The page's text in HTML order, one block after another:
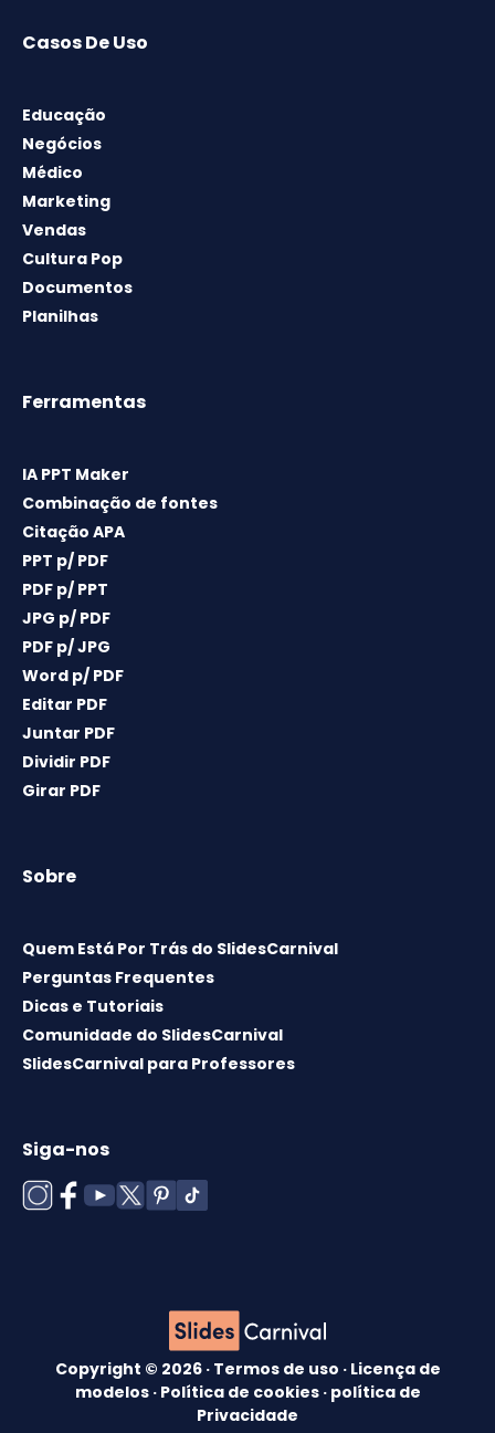
Casos De Uso
Educação
Negócios
Médico
Marketing
Vendas
Cultura Pop
Documentos
Planilhas
Ferramentas
IA PPT Maker
Combinação de fontes
Citação APA
PPT p/ PDF
PDF p/ PPT
JPG p/ PDF
PDF p/ JPG
Word p/ PDF
Editar PDF
Juntar PDF
Dividir PDF
Girar PDF
Sobre
Quem Está Por Trás do SlidesCarnival
Perguntas Frequentes
Dicas e Tutoriais
Comunidade do SlidesCarnival
SlidesCarnival para Professores
Siga-nos
Copyright © 2026 · Termos de uso · Licença de
modelos · Política de cookies · política de
Privacidade